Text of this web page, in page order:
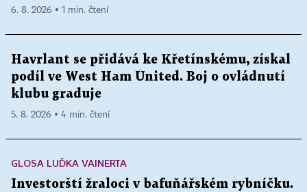
6. 8. 2026 ▪ 1 min. čtení
Havrlant se přidává ke Křetínskému, získal
podíl ve West Ham United. Boj o ovládnutí
klubu graduje
5. 8. 2026 ▪ 4 min. čtení
GLOSA LUĎKA VAINERTA
Investorští žraloci v bafuňářském rybníčku.